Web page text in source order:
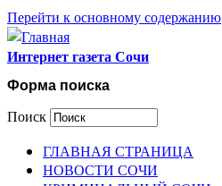
Перейти к основному содержанию
Интернет газета Сочи
Форма поиска
Поиск
ГЛАВНАЯ СТРАНИЦА
НОВОСТИ СОЧИ